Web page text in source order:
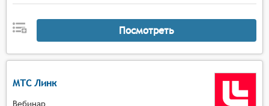
Посмотреть
МТС Линк
Вебинар